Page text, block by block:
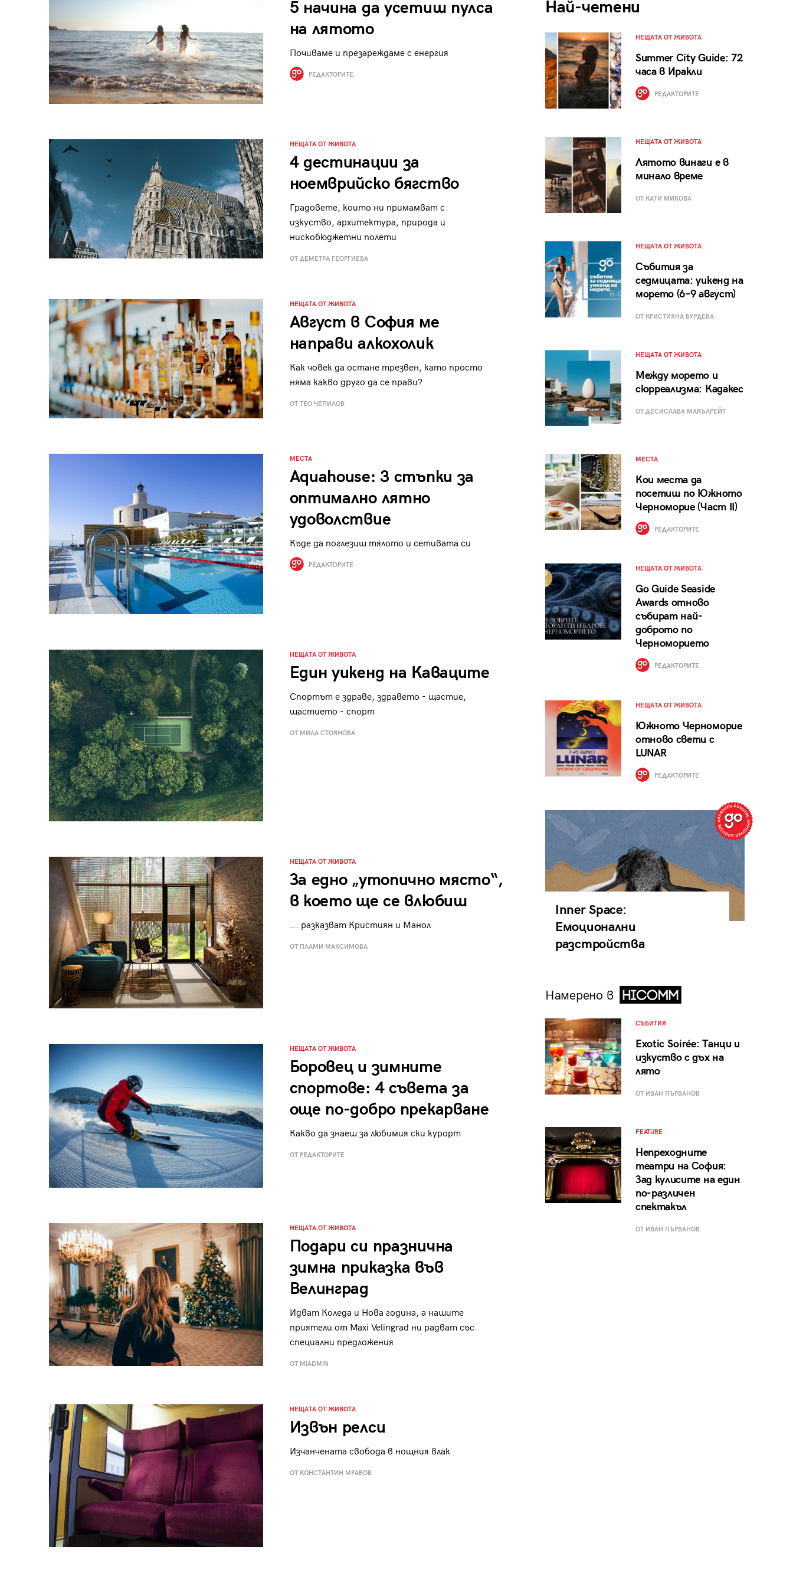
5 начина да усетиш пулса
на лятото
Почиваме и презареждаме с енергия
РЕДАКТОРИТЕ
НЕЩАТА ОТ ЖИВОТА
4 дестинации за
ноемврийско бягство
Градовете, които ни примамват с
изкуство, архитектура, природа и
нискобюджетни полети
ОТ ДЕМЕТРА ГЕОРГИЕВА
НЕЩАТА ОТ ЖИВОТА
Август в София ме
направи алкохолик
Как човек да остане трезвен, като просто
няма какво друго да се прави?
ОТ ТЕО ЧЕПИЛОВ
МЕСТА
Aquahouse: 3 стъпки за
оптимално лятно
удоволствие
Къде да поглезиш тялото и сетивата си
РЕДАКТОРИТЕ
НЕЩАТА ОТ ЖИВОТА
Един уикенд на Каваците
Спортът е здраве, здравето - щастие,
щастието - спорт
ОТ МИЛА СТОЯНОВА
НЕЩАТА ОТ ЖИВОТА
За едно „утопично място“,
в което ще се влюбиш
... разказват Кристиян и Манол
ОТ ПЛАМИ МАКСИМОВА
НЕЩАТА ОТ ЖИВОТА
Боровец и зимните
спортове: 4 съвета за
още по-добро прекарване
Какво да знаеш за любимия ски курорт
ОТ РЕДАКТОРИТЕ
НЕЩАТА ОТ ЖИВОТА
Подари си празнична
зимна приказка във
Велинград
Идват Коледа и Нова година, а нашите
приятели от Maxi Velingrad ни радват със
специални предложения
ОТ MIADMIN
НЕЩАТА ОТ ЖИВОТА
Извън релси
Изчанчената свобода в нощния влак
ОТ КОНСТАНТИН МРАВОВ
Най-четени
НЕЩАТА ОТ ЖИВОТА
Summer City Guide: 72
часа в Иракли
РЕДАКТОРИТЕ
НЕЩАТА ОТ ЖИВОТА
Лятото винаги е в
минало време
ОТ КАТИ МИКОВА
НЕЩАТА ОТ ЖИВОТА
Събития за
седмицата: уикенд на
морето (6–9 август)
ОТ КРИСТИЯНА БУРДЕВА
НЕЩАТА ОТ ЖИВОТА
Между морето и
сюрреализма: Кадакес
ОТ ДЕСИСЛАВА МАКЪЛРЕЙТ
МЕСТА
Кои места да
посетиш по Южното
Черноморие (Част II)
РЕДАКТОРИТЕ
НЕЩАТА ОТ ЖИВОТА
Go Guide Seaside
Awards отново
събират най-
доброто по
Черноморието
РЕДАКТОРИТЕ
НЕЩАТА ОТ ЖИВОТА
Южното Черноморие
отново свети с
LUNAR
РЕДАКТОРИТЕ
Inner Space:
Емоционални
разстройства
Намерено в
СЪБИТИЯ
Exotic Soirée: Танци и
изкуство с дъх на
лято
ОТ ИВАН ПЪРВАНОВ
FEATURE
Непреходните
театри на София:
Зад кулисите на един
по-различен
спектакъл
ОТ ИВАН ПЪРВАНОВ